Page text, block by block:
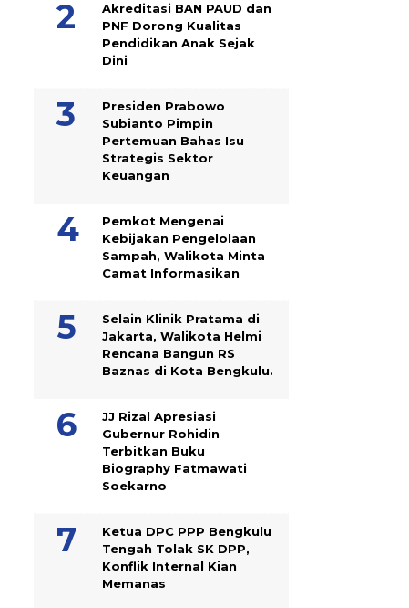
Akreditasi BAN PAUD dan
PNF Dorong Kualitas
Pendidikan Anak Sejak
Dini
Presiden Prabowo
Subianto Pimpin
Pertemuan Bahas Isu
Strategis Sektor
Keuangan
Pemkot Mengenai
Kebijakan Pengelolaan
Sampah, Walikota Minta
Camat Informasikan
Selain Klinik Pratama di
Jakarta, Walikota Helmi
Rencana Bangun RS
Baznas di Kota Bengkulu.
JJ Rizal Apresiasi
Gubernur Rohidin
Terbitkan Buku
Biography Fatmawati
Soekarno
Ketua DPC PPP Bengkulu
Tengah Tolak SK DPP,
Konflik Internal Kian
Memanas